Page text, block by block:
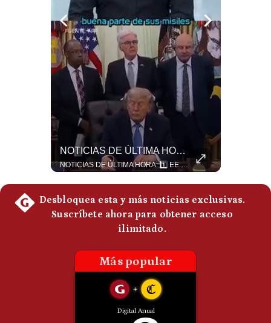
Preguntas
Frecuentes
NOTICIAS DE ÚLTIMA HORA: EE.UU. Se Queda Sin Misiles En Medio Oriente
NOTICIAS DE ÚLTIMA HORA: 1️⃣ EE.UU.: Habría gastado casi el 80% de sus misiles más avanzados (THAAD), un factor clave en las decisiones de Donald Trump frente a Irán. 2️⃣ Argentina y Brasil: Tensión diplomática escala; Brasil solicita el regreso del embajador argentino tras fuertes declaraciones de Javier Milei. 3️⃣ México: Asesinan al influencer César Gastélum a balazos durante una transmisión en vivo en Culiacán, Sinaloa. 4️⃣ Alemania: Ataque con dron explosivo obliga a suspender el aeropuerto de Leipzig, punto logístico clave de la OTAN para enviar material a Ucrania. ¿Qué noticia te parece la más impactante del día? ¡Te leo en los comentarios! 👇 #EEUU #JavierMilei #CesarGastelum #Alemania #Noticias #UltimaHora #NoticiasDelDia 🚀 ¿Quieres entender el mundo sin ruido? Únete a nuestra comunidad y forma parte del cambio. #GestiónNewsroomLive #NoticiasGlobales #AnálisisGeopolítico #EconomíaMundial #IA #Geopolítica #LatinosEnUSA #NoticiasEnEspañol 👉 Suscríbete y activa la campana para no perderte nuestro análisis diario. 🌎 Síguenos en nuestras redes sociales: 📌 Web oficial: https://gestion.pe/mundo/ 📌 LinkedIn: http://bit.ly/3HYIET0 📌 X (Twitter): http://bit.ly/4noZtX9 📌 TikTok: http://bit.ly/4evB6TO